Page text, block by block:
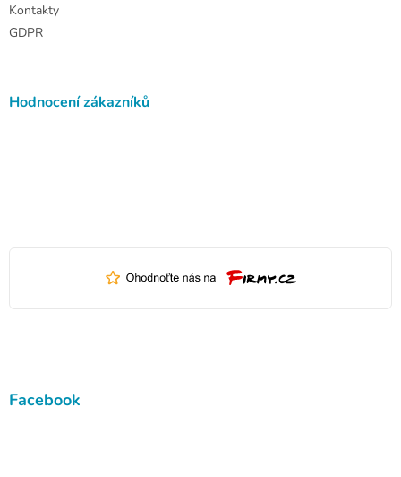
Kontakty
GDPR
Hodnocení zákazníků
Facebook